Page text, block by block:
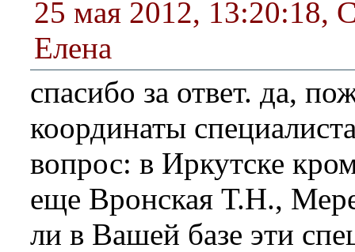
25 мая 2012, 13:20:18,
Елена
спасибо за ответ. да,
координаты
вопрос: в Иркутске
еще Вронская Т.Н.,
ли в Вашей базе эти